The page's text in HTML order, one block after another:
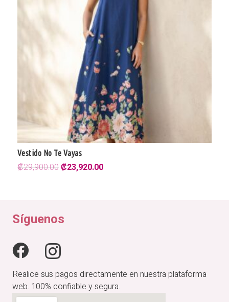
Vestido No Te Vayas
₡29,900.00El
₡29,900.00.
₡23,920.00El
Síguenos
Realice sus pagos directamente en nuestra plataforma
web. 100% confiable y segura.